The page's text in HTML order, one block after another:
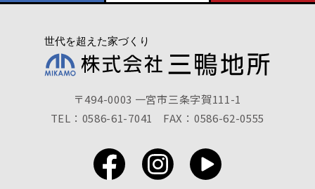
〒494-0003 一宮市三条字賀111-1
TEL：0586-61-7041
FAX：0586-62-0555